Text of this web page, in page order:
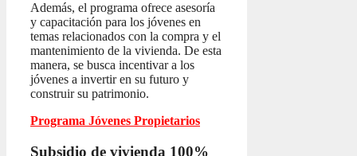
Además, el programa ofrece asesoría
y capacitación para los jóvenes en
temas relacionados con la compra y el
mantenimiento de la vivienda. De esta
manera, se busca incentivar a los
jóvenes a invertir en su futuro y
construir su patrimonio.
Programa Jóvenes Propietarios
Subsidio de vivienda 100%